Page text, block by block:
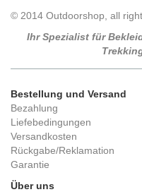
© 2014 Outdoorshop, all
Ihr Spezialist für
Bestellung und Versand
Bezahlung
Liefebedingungen
Versandkosten
Rückgabe/Reklamation
Garantie
Über uns